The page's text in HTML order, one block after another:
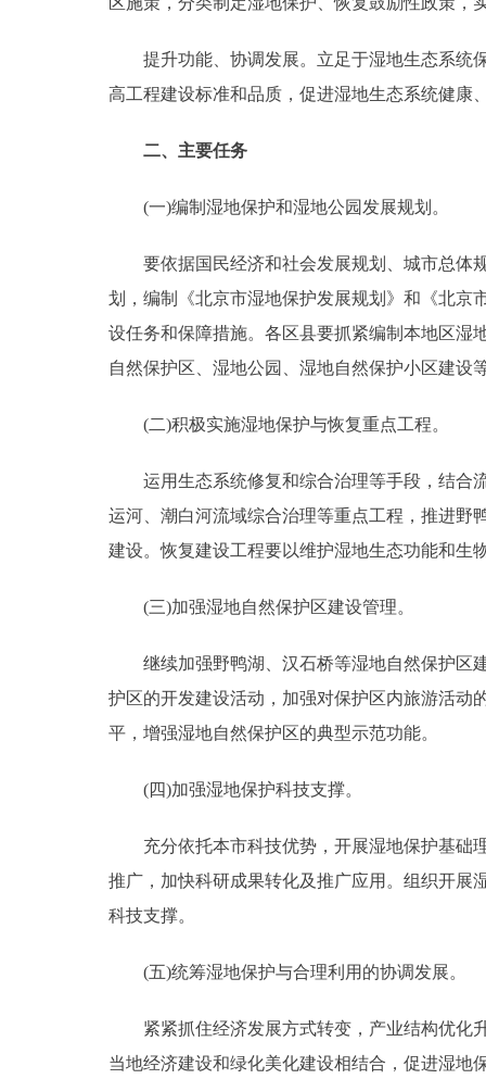
DEUTSCH
ESPAÑOL
ITALIANO
提升功能、协调发展。立足于湿地生态系统保
高工程建设标准和品质，促进湿地生态系统健康
二、主要任务
(一)编制湿地保护和湿地公园发展规划。
要依据国民经济和社会发展规划、城市总体规
划，编制《北京市湿地保护发展规划》和《北京
设任务和保障措施。各区县要抓紧编制本地区湿
自然保护区、湿地公园、湿地自然保护小区建设
(二)积极实施湿地保护与恢复重点工程。
运用生态系统修复和综合治理等手段，结合流
运河、潮白河流域综合治理等重点工程，推进野
建设。恢复建设工程要以维护湿地生态功能和生
(三)加强湿地自然保护区建设管理。
继续加强野鸭湖、汉石桥等湿地自然保护区建
护区的开发建设活动，加强对保护区内旅游活动
平，增强湿地自然保护区的典型示范功能。
(四)加强湿地保护科技支撑。
充分依托本市科技优势，开展湿地保护基础理
推广，加快科研成果转化及推广应用。组织开展
科技支撑。
(五)统筹湿地保护与合理利用的协调发展。
紧紧抓住经济发展方式转变，产业结构优化升
当地经济建设和绿化美化建设相结合，促进湿地